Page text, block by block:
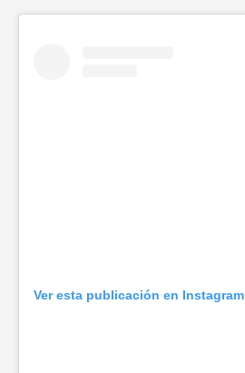
Ver esta publicación en Instagram